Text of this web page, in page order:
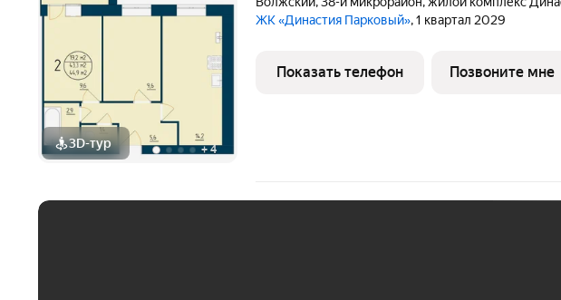
3D-тур +4
ЖК «Династия Парковый», 1 квартал 2029
Показать телефон Позвоните мне